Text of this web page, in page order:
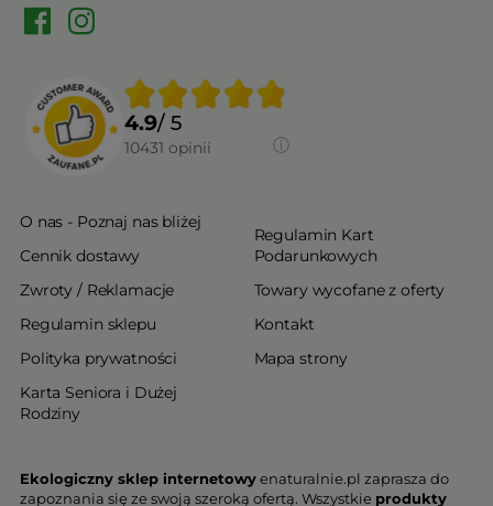
4.9/ 5
10431 opinii
O nas - Poznaj nas bliżej
Cennik dostawy
Zwroty / Reklamacje
Regulamin sklepu
Polityka prywatności
Karta Seniora i Dużej
Rodziny
Regulamin Kart
Podarunkowych
Towary wycofane z oferty
Kontakt
Mapa strony
Ekologiczny sklep internetowyenaturalnie.pl zaprasza do
zapoznania się ze swoją szeroką ofertą. Wszystkie produkty